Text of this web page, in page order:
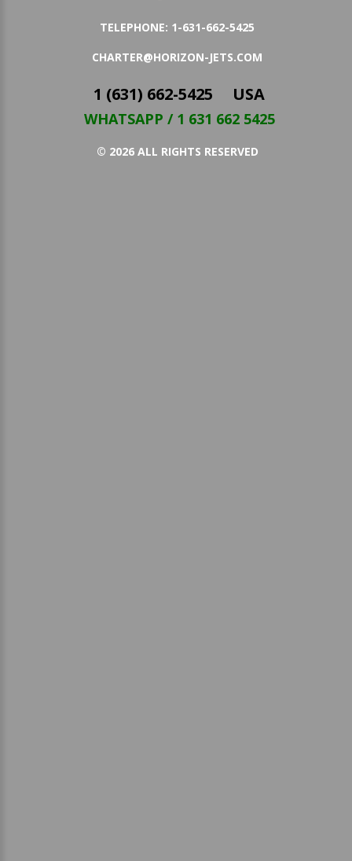
TELEPHONE: 1-631-662-5425
CHARTER@HORIZON-JETS.COM
1 (631) 662-5425 USA
WHATSAPP / 1 631 662 5425
© 2026ALL RIGHTS RESERVED